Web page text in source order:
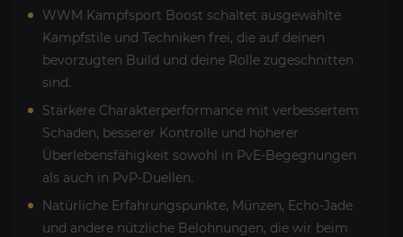
WWM Kampfsport Boost schaltet ausgewählte
Kampfstile und Techniken frei, die auf deinen
bevorzugten Build und deine Rolle zugeschnitten
sind.
Stärkere Charakterperformance mit verbessertem
Schaden, besserer Kontrolle und höherer
Überlebensfähigkeit sowohl in PvE-Begegnungen
als auch in PvP-Duellen.
Natürliche Erfahrungspunkte, Münzen, Echo-Jade
und andere nützliche Belohnungen, die wir beim